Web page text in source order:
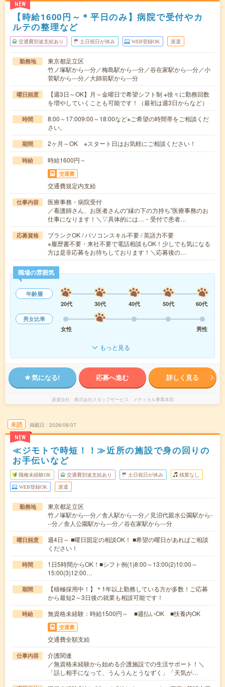
NEW
【時給1600円～＊平日のみ】病院で受付やカ
ルテの整理など
交通費別途支給あり 土日祝日が休み WEB登録OK 派遣
勤務地
東京都足立区
竹ノ塚駅から---分／梅島駅から---分／谷在家駅から---分／小
菅駅から---分／大師前駅から---分
曜日頻度
【週3日～OK】月～金曜日で希望シフト制 ※徐々に勤務回数
を増やしていくことも可能です！（最初は週3日からなど）
時間
8:00～17:009:00～18:00など※ご希望の時間帯をご相談くだ
さい。
期間 2ヶ月～OK ※スタート日はお気軽にご相談ください！
時給 時給1600円～
交通費
交通費規定内支給
仕事内容
医療事務・病院受付
／看護師さん、お医者さんの“縁の下の力持ち”医療事務のお
仕事になります！＼▽具体的には…・受付で患者…
応募資格
ブランクOK / パソコンスキル不要 / 英語力不要
※履歴書不要・来社不要で電話相談もOK！少しでも気になる
方は是非応募をお待ちしております！＼応募後の…
職場の雰囲気
年齢層
20代
30代 40代 50代
60代
男女比率
女性
男性
もっと見る
気になる! 応募へ進む 詳しく見る
派遣会社 株式会社スタッフサービス メディカル事業本部
未読
NEW
掲載日 2026/08/07
≪ジモトで時短！！≫近所の施設で身の回りの
お手伝いなど
職種未経験OK 交通費別途支給あり 土日祝日が休み 残業なし
WEB登録OK 派遣
勤務地
東京都足立区
竹ノ塚駅から---分／舎人駅から---分／見沼代親水公園駅から-
--分／舎人公園駅から---分／谷在家駅から---分
曜日頻度
週4日～ ■曜日固定の相談OK！ ■希望の曜日があればご相談
ください！
時間
1日5時間からOK！■シフト例(1)8:00～13:00(2)10:00～
15:00(3)12:00…
期間
【積極採用中！】＊1年以上勤務している方が多数！ご応募
から最短2～3日後の就業も相談可能です！
時給 無資格未経験：時給1500円～ ■週払いOK ■扶養内OK
交通費
交通費全額支給
仕事内容
介護関連
／無資格未経験から始める介護施設での生活サポート！＼
「話し相手になって、うんうんとうなずく」「天気が…